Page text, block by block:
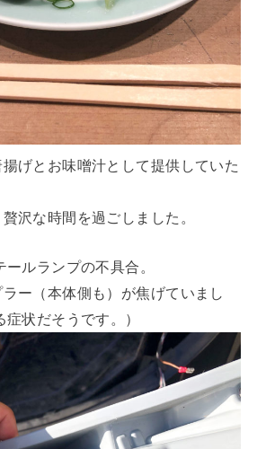
げとお味噌汁として提供していた
沢な時間を過ごしました。
ルランプの不具合。
ー（本体側も）が焦げていまし
状だそうです。）